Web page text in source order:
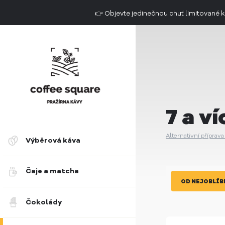
👉 Objevte jedinečnou chuť limitované
Doručení do 2. dne už od 49
7 a
Alternativní
OD
Výběrová káva
Čaje a matcha
Čokolády